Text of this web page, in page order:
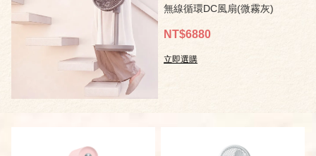
無線循環DC風扇(微霧灰)
NT$6880
立即選購